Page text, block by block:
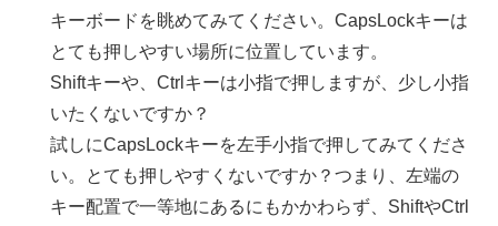
キーボードを眺めてみてください。CapsLockキーは
とても押しやすい場所に位置しています。
Shiftキーや、Ctrlキーは小指で押しますが、少し小指
いたくないですか？
試しにCapsLockキーを左手小指で押してみてくださ
い。とても押しやすくないですか？つまり、左端の
キー配置で一等地にあるにもかかわらず、ShiftやCtrl